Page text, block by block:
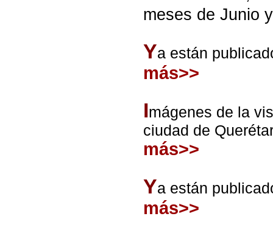
meses de Junio
Ya están
más>>
Imágenes de la
ciudad de
más>>
Ya están
más>>